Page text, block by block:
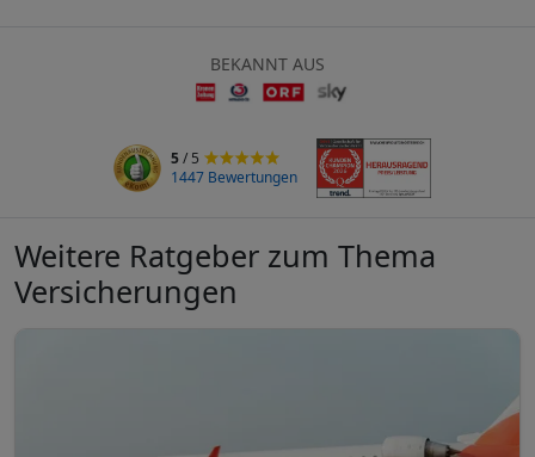
BEKANNT AUS
5/ 5
1447 Bewertungen
Weitere Ratgeber zum Thema
Versicherungen